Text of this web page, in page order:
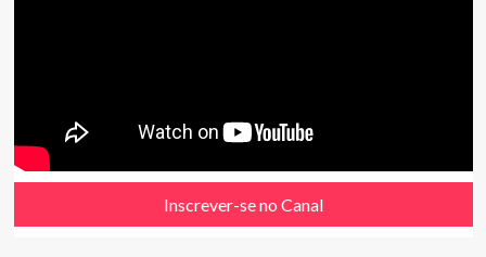
Inscrever-se no Canal